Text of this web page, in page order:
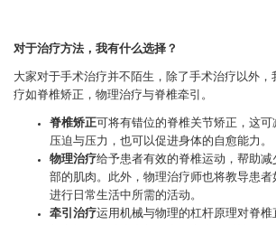
对于治疗方法，我有什么选择？
大家对于手术治疗并不陌生，除了手术治疗以外
疗如脊椎矫正，物理治疗与脊椎牵引。
脊椎矫正可将有错位的脊椎关节矫正，这
压迫与压力，也可以促进身体的自愈能力。
物理治疗给予患者有效的脊椎运动，帮助
部的肌肉。此外，物理治疗师也将教导患
进行日常生活中所需的活动。
牵引治疗运用机械与物理的杠杆原理对脊